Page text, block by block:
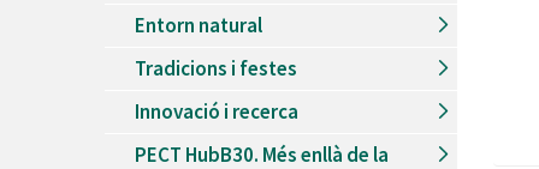
Entorn natural
Tradicions i festes
Innovació i recerca
PECT HubB30. Més enllà de la